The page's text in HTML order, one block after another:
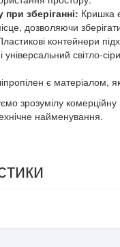
зберіганні: Кришка
дозволяючи
контейнери
світло-
є матеріалом,
зрозумілу
найменування.